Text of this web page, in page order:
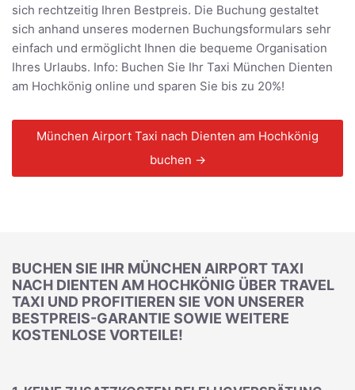
sich rechtzeitig Ihren Bestpreis. Die Buchung gestaltet
sich anhand unseres modernen Buchungsformulars sehr
einfach und ermöglicht Ihnen die bequeme Organisation
Ihres Urlaubs. Info: Buchen Sie Ihr Taxi München Dienten
am Hochkönig online und sparen Sie bis zu 20%!
München Airport Taxi nach Dienten am Hochkönig
buchen →
BUCHEN SIE IHR MÜNCHEN AIRPORT TAXI
NACH DIENTEN AM HOCHKÖNIG ÜBER TRAVEL
TAXI UND PROFITIEREN SIE VON UNSERER
BESTPREIS-GARANTIE SOWIE WEITERE
KOSTENLOSE VORTEILE!